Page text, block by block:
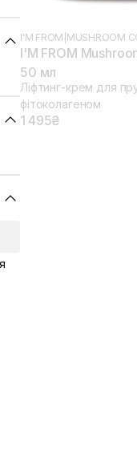
I'M FROM MUSHROOM
I'M FROM
50 мл
Ліфтинг-крем для
фітоколагеном
1 495₴